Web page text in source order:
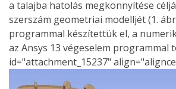
a talajba hatolás megkönnyítése
szerszám geometriai modelljét (1.
programmal készítettük el, a
az Ansys 13 végeselem programmal
id="attachment_15237"